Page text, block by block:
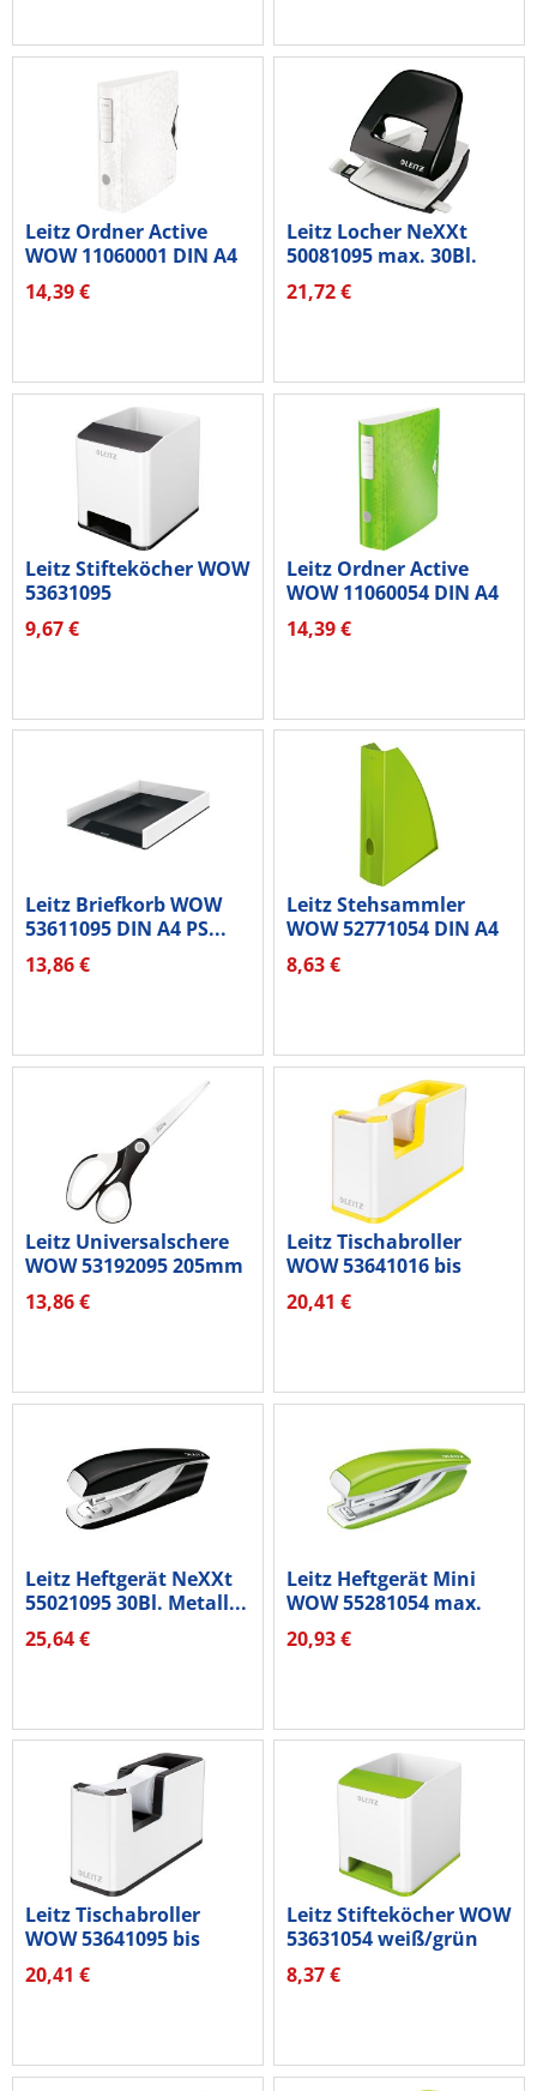
Leitz Ordner Active
WOW 11060001 DIN A4
82mm...
14,39 €
Leitz Locher NeXXt
50081095 max. 30Bl.
Metall...
21,72 €
Leitz Stifteköcher WOW
53631095
weiß/schwarz
9,67 €
Leitz Ordner Active
WOW 11060054 DIN A4
82mm...
14,39 €
Leitz Briefkorb WOW
53611095 DIN A4 PS...
13,86 €
Leitz Stehsammler
WOW 52771054 DIN A4
60mm PS grün
8,63 €
Leitz Universalschere
WOW 53192095 205mm
schwarz
13,86 €
Leitz Tischabroller
WOW 53641016 bis
19mmx33m...
20,41 €
Leitz Heftgerät NeXXt
55021095 30Bl. Metall...
25,64 €
Leitz Heftgerät Mini
WOW 55281054 max.
10Blatt...
20,93 €
Leitz Tischabroller
WOW 53641095 bis
19mmx33m...
20,41 €
Leitz Stifteköcher WOW
53631054 weiß/grün
8,37 €